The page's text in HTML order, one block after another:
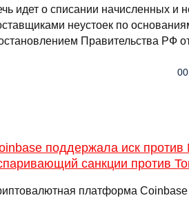
идет о списании начисленных и
неустоек по
Правительства РФ
поддержала иск
санкции против
платформа